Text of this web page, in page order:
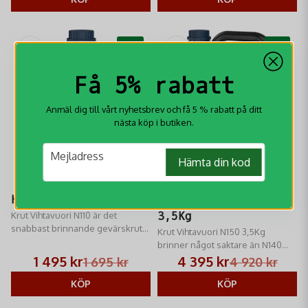
Krut Vihtavuori N110
Krut Vihtavuori N110 är det
snabbast brinnande gevärskrutet
1 695 kr
1 495 kr
KÖP
-12%
3,5Kg
Krut Vihtavuori N150 3,5Kg
brinner något saktare än N140
och fungerar lika bra som
Hodgdon H414 och Winchester
4 920 kr
4 395 kr
KÖP
-11%
Få 5% rabatt
Anmäl dig till vårt nyhetsbrev och få 5 % rabatt på ditt
nästa köp i butiken.
email
Mejladress Hämta din kod